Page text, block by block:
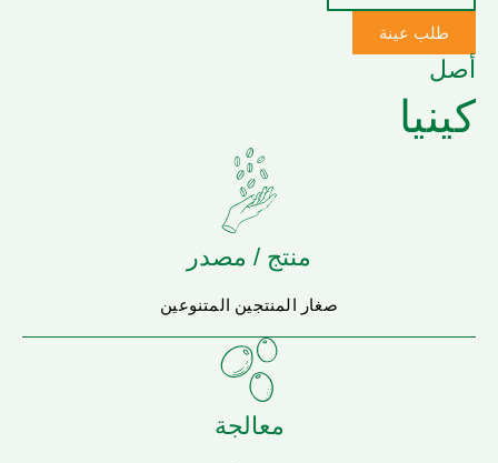
طلب عينة
أصل
كينيا
منتج / مصدر
صغار المنتجين المتنوعين
معالجة